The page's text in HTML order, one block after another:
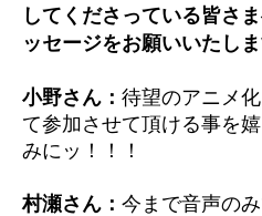
してくださっている皆さ
ッセージをお願いいたしま
小野さん： 待望のアニメ
て参加させて頂ける事を
みにッ！！！
村瀬さん： 今まで音声の